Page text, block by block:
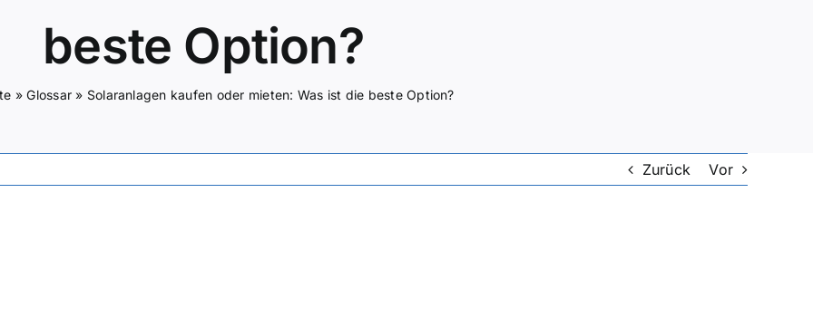
beste Option?
»Glossar » Solaranlagen kaufen oder mieten: Was ist die beste Option?
Zurück Vor